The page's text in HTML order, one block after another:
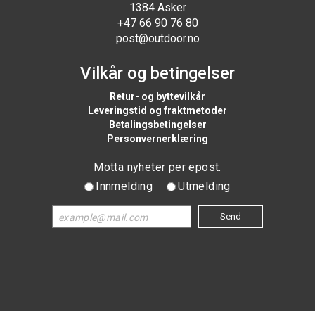
1384 Asker
+47 66 90 76 80
post@outdoor.no
Vilkår og betingelser
Retur- og byttevilkår
Leveringstid og fraktmetoder
Betalingsbetingelser
Personvernerklæring
Motta nyheter per epost.
Innmelding
Utmelding